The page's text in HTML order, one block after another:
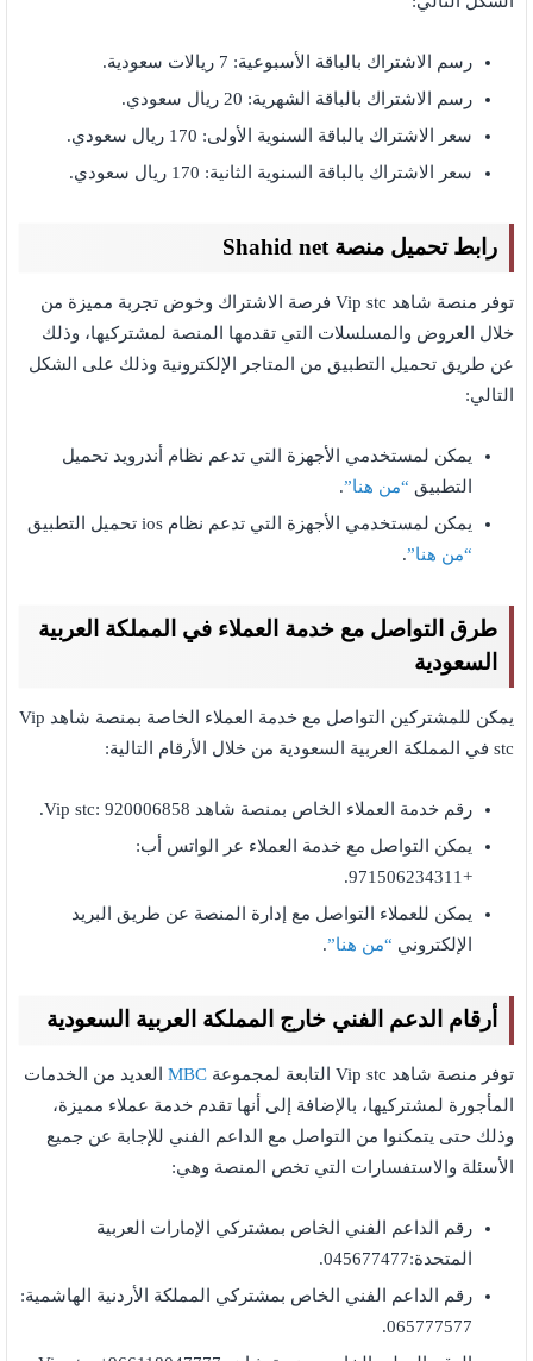
رسم الاشتراك بالباقة الأسبوعية: 7 ريالات سعودية.
رسم الاشتراك بالباقة الشهرية: 20 ريال سعودي.
سعر الاشتراك بالباقة السنوية الأولى: 170 ريال سعودي.
سعر الاشتراك بالباقة السنوية الثانية: 170 ريال سعودي.
رابط تحميل منصة Shahid net
توفر منصة شاهد Vip stc فرصة الاشتراك وخوض تجربة مميزة من
خلال العروض والمسلسلات التي تقدمها المنصة لمشتركيها، وذلك
عن طريق تحميل التطبيق من المتاجر الإلكترونية وذلك على الشكل
التالي:
يمكن لمستخدمي الأجهزة التي تدعم نظام أندرويد تحميل
التطبيق “من هنا”.
يمكن لمستخدمي الأجهزة التي تدعم نظام ios تحميل التطبيق
“من هنا”.
طرق التواصل مع خدمة العملاء في المملكة العربية
السعودية
يمكن للمشتركين التواصل مع خدمة العملاء الخاصة بمنصة شاهد Vip
stc في المملكة العربية السعودية من خلال الأرقام التالية:
رقم خدمة العملاء الخاص بمنصة شاهد Vip stc: 920006858.
يمكن التواصل مع خدمة العملاء عر الواتس أب:
+971506234311.
يمكن للعملاء التواصل مع إدارة المنصة عن طريق البريد
الإلكتروني “من هنا”.
أرقام الدعم الفني خارج المملكة العربية السعودية
توفر منصة شاهد Vip stc التابعة لمجموعة MBC العديد من الخدمات
المأجورة لمشتركيها، بالإضافة إلى أنها تقدم خدمة عملاء مميزة،
وذلك حتى يتمكنوا من التواصل مع الداعم الفني للإجابة عن جميع
الأسئلة والاستفسارات التي تخص المنصة وهي:
رقم الداعم الفني الخاص بمشتركي الإمارات العربية
المتحدة:045677477.
رقم الداعم الفني الخاص بمشتركي المملكة الأردنية الهاشمية:
065777577.